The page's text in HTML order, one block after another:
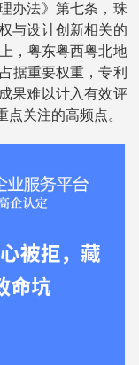
法》第七条，珠
与设计创新相关的
，粤东粤西粤北地
据重要权重，专利
果难以计入有效评
关注的高频点。